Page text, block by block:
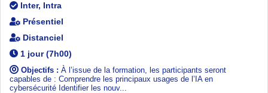
Inter, Intra
Présentiel
Distanciel
1 jour (7h00)
Objectifs : À l’issue de la formation, les participants seront
capables de : Comprendre les principaux usages de l’IA en
cybersécurité Identifier les nouv...